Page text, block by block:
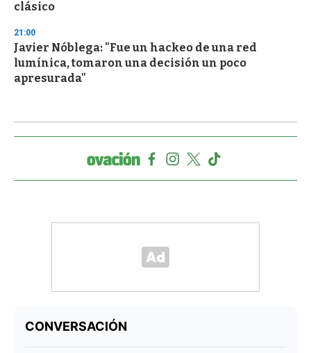
clásico
21:00
Javier Nóblega: "Fue un hackeo de una red
lumínica, tomaron una decisión un poco
apresurada"